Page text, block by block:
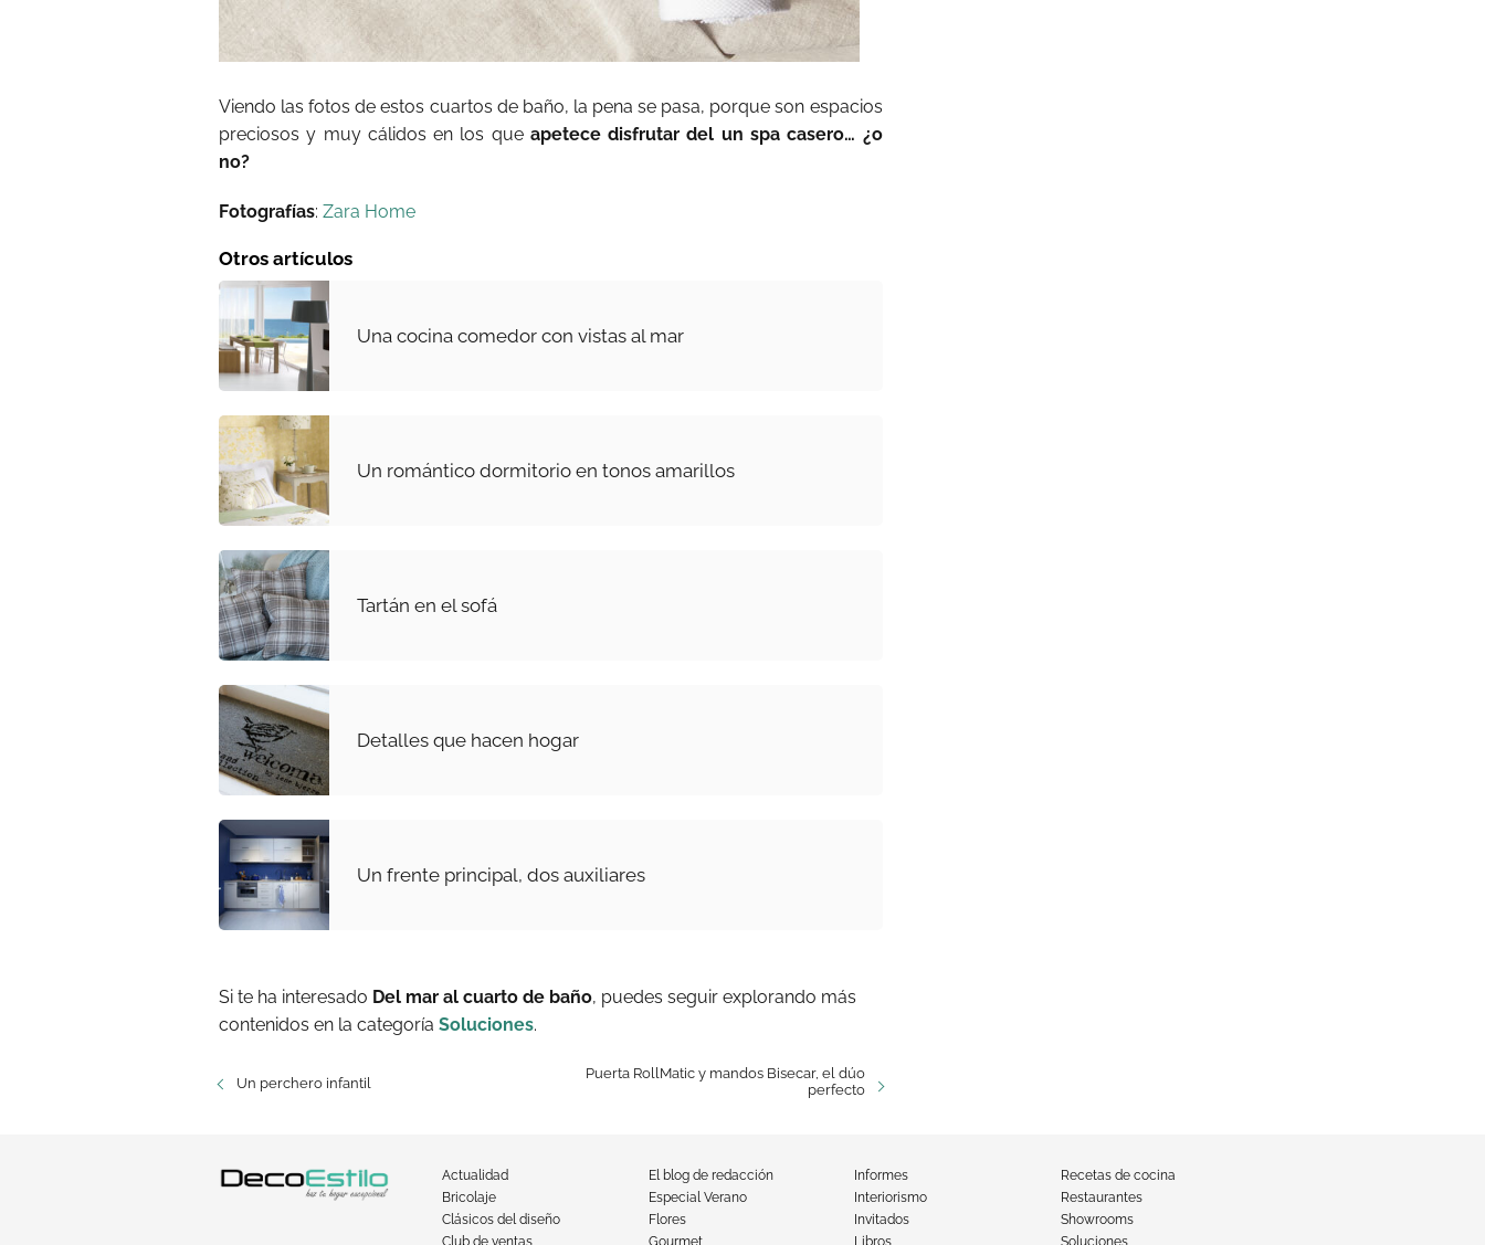
Viendo las fotos de estos cuartos de baño, la pena se pasa, porque son espacios
preciosos y muy cálidos en los que apetece disfrutar del un spa casero… ¿o
no?
Fotografías: Zara Home
Otros artículos
Una cocina comedor con vistas al mar
Un romántico dormitorio en tonos amarillos
Tartán en el sofá
Detalles que hacen hogar
Un frente principal, dos auxiliares
Si te ha interesado Del mar al cuarto de baño, puedes seguir explorando más
contenidos en la categoría Soluciones.
Un perchero infantil
Puerta RollMatic y mandos Bisecar, el dúo
perfecto
Actualidad
Bricolaje
Clásicos del diseño
Club de ventas
El blog de redacción
Especial Verano
Flores
Gourmet
Informes
Interiorismo
Invitados
Libros
Recetas de cocina
Restaurantes
Showrooms
Soluciones